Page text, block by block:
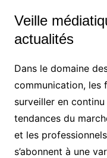
Veille
actualités
Dans le domaine
communication, les
surveiller en
tendances du
et les
s’abonnent à une